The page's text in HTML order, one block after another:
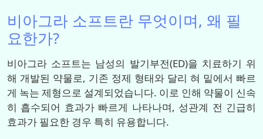
비아그라 소프트란 무엇이며, 왜 필
요한가?
비아그라 소프트는 남성의 발기부전(ED)을 치료하기 위
해 개발된 약물로, 기존 정제 형태와 달리 혀 밑에서 빠르
게 녹는 제형으로 설계되었습니다. 이로 인해 약물이 신속
히 흡수되어 효과가 빠르게 나타나며, 성관계 전 긴급히
효과가 필요한 경우 특히 유용합니다.